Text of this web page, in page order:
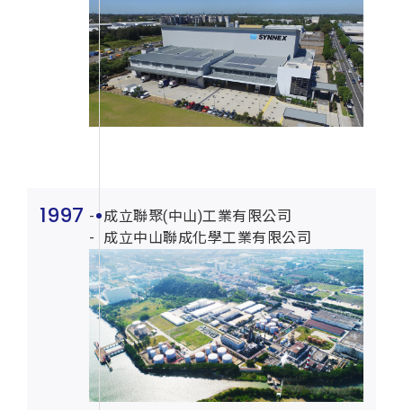
1997
成立聯聚(中山)工業有限公司
成立中山聯成化學工業有限公司